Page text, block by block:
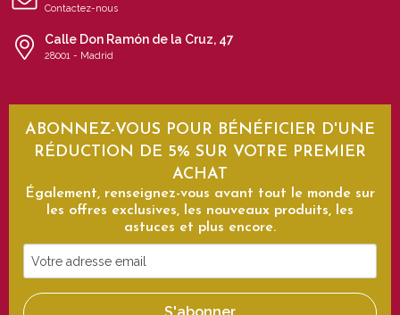
Contactez-nous
Calle Don Ramón de la Cruz, 47
28001 - Madrid
ABONNEZ-VOUS POUR BÉNÉFICIER D'UNE
RÉDUCTION DE 5% SUR VOTRE PREMIER
ACHAT
Également, renseignez-vous avant tout le monde sur
les offres exclusives, les nouveaux produits, les
astuces et plus encore.
Votre
adresse
email